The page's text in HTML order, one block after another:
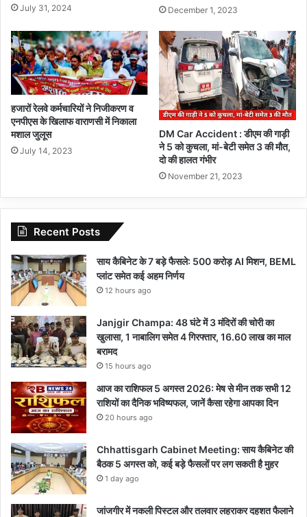
July 31, 2024 December 1, 2023
हजारों रेलवे कर्मचारियों ने निजीकरण व
एनपीएस के खिलाफ वाराणसी में निकाला
मशाल जुलूस
July 14, 2023
DM Car Accident : डीएम की गाड़ी
ने 5 को कुचला, मां-बेटी समेत 3 की मौत,
दो की हालत गंभीर
November 21, 2023
Recent Posts
साय कैबिनेट के 7 बड़े फैसले: 500 करोड़ AI मिशन, BEML
प्लांट समेत कई अहम निर्णय
12 hours ago
Janjgir Champa: 48 घंटे में 3 मंदिरों की चोरी का
खुलासा, 1 नाबालिग समेत 4 गिरफ्तार, 16.60 लाख का माल
बरामद
15 hours ago
आज का राशिफल 5 अगस्त 2026: मेष से मीन तक सभी 12
राशियों का दैनिक भविष्यफल, जानें कैसा रहेगा आपका दिन
20 hours ago
Chhattisgarh Cabinet Meeting: साय कैबिनेट की
बैठक 5 अगस्त को, कई बड़े फैसलों पर लग सकती है मुहर
1 day ago
जांजगीर में नकली पिस्टल और तलवार लहराकर दहशत फैलाने